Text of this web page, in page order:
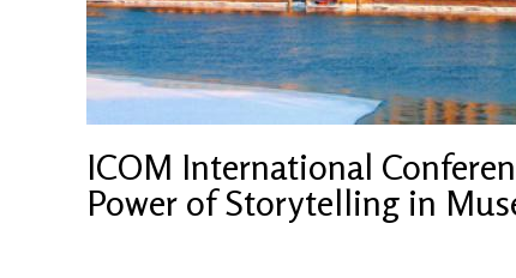
ICOM International
Power of Storytelling in